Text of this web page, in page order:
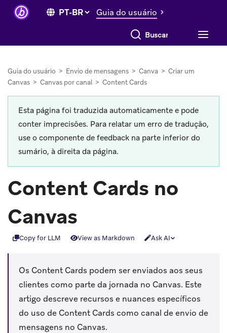
Guia do usuário
Buscar tudo
Guia do usuário > Envio de mensagens > Canva > Criar um
Canvas > Canvas por canal > Content Cards
Esta página foi traduzida automaticamente e pode
conter imprecisões. Para relatar um erro de tradução,
use o componente de feedback na parte inferior do
sumário, à direita da página.
Content Cards no
Canvas
Copy for LLM View as Markdown Ask AI
Os Content Cards podem ser enviados aos seus
clientes como parte da jornada no Canvas. Este
artigo descreve recursos e nuances específicos
do uso de Content Cards como canal de envio de
mensagens no Canvas.